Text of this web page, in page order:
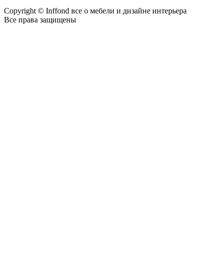
Copyright © Inffond все о мебели и дизайне интерьера
Все права защищены